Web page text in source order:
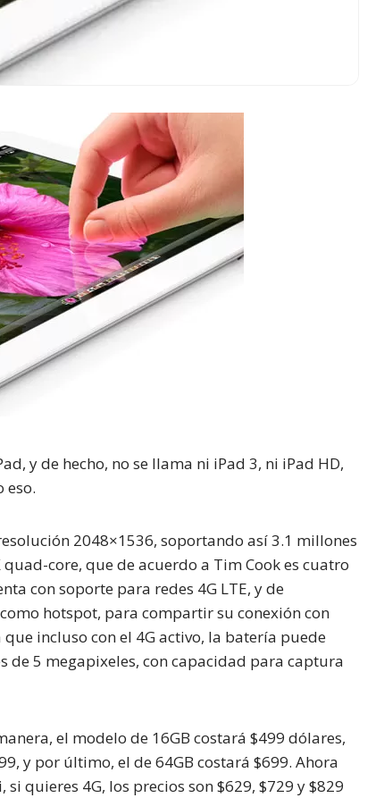
y de hecho, no se llama ni iPad 3, ni iPad HD,
eso.
2048×1536, soportando así 3.1 millones
core, que de acuerdo a Tim Cook es cuatro
con soporte para redes 4G LTE, y de
hotspot, para compartir su conexión con
incluso con el 4G activo, la batería puede
de 5 megapixeles, con capacidad para captura
el modelo de 16GB costará $499 dólares,
y por último, el de 64GB costará $699. Ahora
quieres 4G, los precios son $629, $729 y $829